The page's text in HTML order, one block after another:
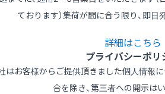
ております）集荷が間に合う限り、即日
詳細はこちら
プライバシーポリ
はお客様からご提供頂きました個人情報
合を除き、第三者への開示は